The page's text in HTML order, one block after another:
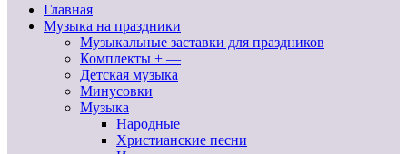
Главная
Музыка на праздники
Музыкальные заставки для праздников
Комплекты + —
Детская музыка
Минусовки
Музыка
Народные
Христианские песни